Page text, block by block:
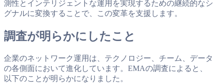
測性とインテリジェントな運用を実現するための継続的なシ
グナルに変換することで、この変革を支援します。
調査が明らかにしたこと
企業のネットワーク運用は、テクノロジー、チーム、データ
の各側面において進化しています。EMAの調査によると、
以下のことが明らかになりました。